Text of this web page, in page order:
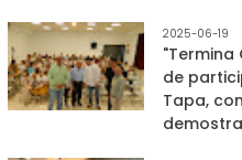
2025-06-19
"Termina
de
Tapa,